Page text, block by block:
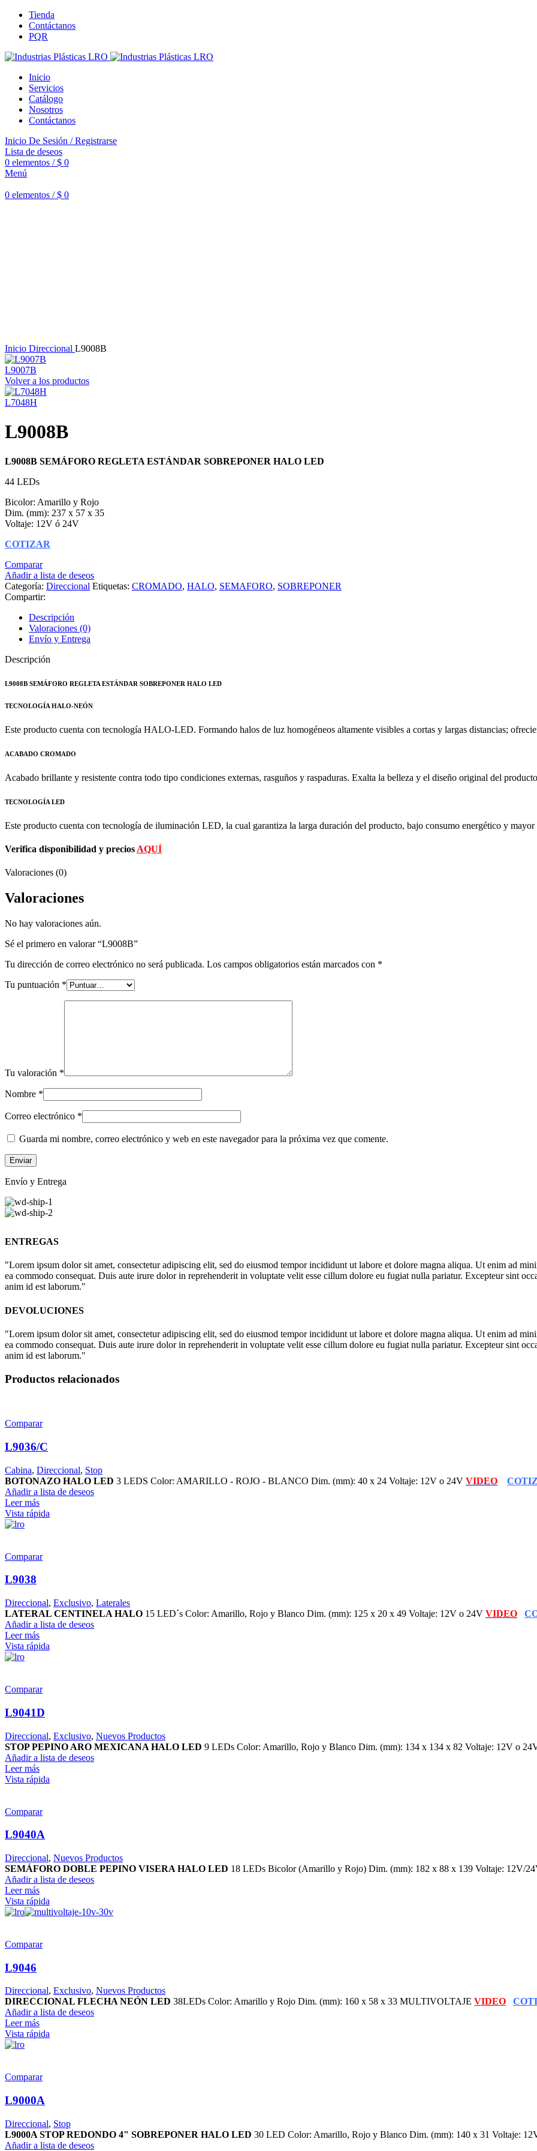
Tienda
Contáctanos
PQR
Inicio
Servicios
Catálogo
Nosotros
Contáctanos
Inicio De Sesión / Registrarse
Lista de deseos
0 elementos / $ 0
Menú
0 elementos / $ 0
Inicio Direccional L9008B
L9007B
Volver a los productos
L7048H
L9008B
L9008B SEMÁFORO REGLETA ESTÁNDAR SOBREPONER HALO LED
44 LEDs
Bicolor: Amarillo y Rojo
Dim. (mm): 237 x 57 x 35
Voltaje: 12V ó 24V
COTIZAR
Comparar
Añadir a lista de deseos
Categoría: Direccional Etiquetas: CROMADO, HALO, SEMAFORO, SOBREPONER
Compartir:
Descripción
Valoraciones (0)
Envío y Entrega
Descripción
L9008B SEMÁFORO REGLETA ESTÁNDAR SOBREPONER HALO LED
TECNOLOGÍA HALO-NEÓN
Este producto cuenta con tecnología HALO-LED. Formando halos de luz homogéneos altamente visibles a cortas y largas distancias;
ACABADO CROMADO
Acabado brillante y resistente contra todo tipo condiciones externas, rasguños y raspaduras. Exalta la belleza y el diseño original del
TECNOLOGÍA LED
Este producto cuenta con tecnología de iluminación LED, la cual garantiza la larga duración del producto, bajo consumo energético y
Verifica disponibilidad y precios AQUÍ
Valoraciones (0)
Valoraciones
No hay valoraciones aún.
Sé el primero en valorar “L9008B”
Tu dirección de correo electrónico no será publicada. Los campos obligatorios están marcados con *
Tu puntuación *
Tu valoración *
Nombre *
Correo electrónico *
Guarda mi nombre, correo electrónico y web en este navegador para la próxima vez que comente.
Envío y Entrega
ENTREGAS
"Lorem ipsum dolor sit amet, consectetur adipiscing elit, sed do eiusmod tempor incididunt ut labore et dolore magna aliqua. Ut enim ad
ea commodo consequat. Duis aute irure dolor in reprehenderit in voluptate velit esse cillum dolore eu fugiat nulla pariatur. Excepteur sint
anim id est laborum."
DEVOLUCIONES
"Lorem ipsum dolor sit amet, consectetur adipiscing elit, sed do eiusmod tempor incididunt ut labore et dolore magna aliqua. Ut enim ad
ea commodo consequat. Duis aute irure dolor in reprehenderit in voluptate velit esse cillum dolore eu fugiat nulla pariatur. Excepteur sint
anim id est laborum."
Productos relacionados
Comparar
L9036/C
Cabina, Direccional, Stop
BOTONAZO HALO LED 3 LEDS Color: AMARILLO - ROJO - BLANCO Dim. (mm): 40 x 24 Voltaje: 12V o 24V VIDEO
Añadir a lista de deseos
Leer más
Vista rápida
Comparar
L9038
Direccional, Exclusivo, Laterales
LATERAL CENTINELA HALO 15 LED´s Color: Amarillo, Rojo y Blanco Dim. (mm): 125 x 20 x 49 Voltaje: 12V o 24V VIDEO
Añadir a lista de deseos
Leer más
Vista rápida
Comparar
L9041D
Direccional, Exclusivo, Nuevos Productos
STOP PEPINO ARO MEXICANA HALO LED 9 LEDs Color: Amarillo, Rojo y Blanco Dim. (mm): 134 x 134 x 82 Voltaje: 12V o
Añadir a lista de deseos
Leer más
Vista rápida
Comparar
L9040A
Direccional, Nuevos Productos
SEMÁFORO DOBLE PEPINO VISERA HALO LED 18 LEDs Bicolor (Amarillo y Rojo) Dim. (mm): 182 x 88 x 139 Voltaje: 12V/
Añadir a lista de deseos
Leer más
Vista rápida
Comparar
L9046
Direccional, Exclusivo, Nuevos Productos
DIRECCIONAL FLECHA NEÓN LED 38LEDs Color: Amarillo y Rojo Dim. (mm): 160 x 58 x 33 MULTIVOLTAJE VIDEO
Añadir a lista de deseos
Leer más
Vista rápida
Comparar
L9000A
Direccional, Stop
L9000A STOP REDONDO 4" SOBREPONER HALO LED 30 LED Color: Amarillo, Rojo y Blanco Dim. (mm): 140 x 31 Voltaje:
Añadir a lista de deseos